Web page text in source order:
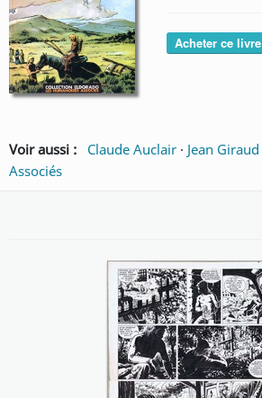
Acheter ce livre
Voir aussi : Claude Auclair · Jean Giraud
Associés